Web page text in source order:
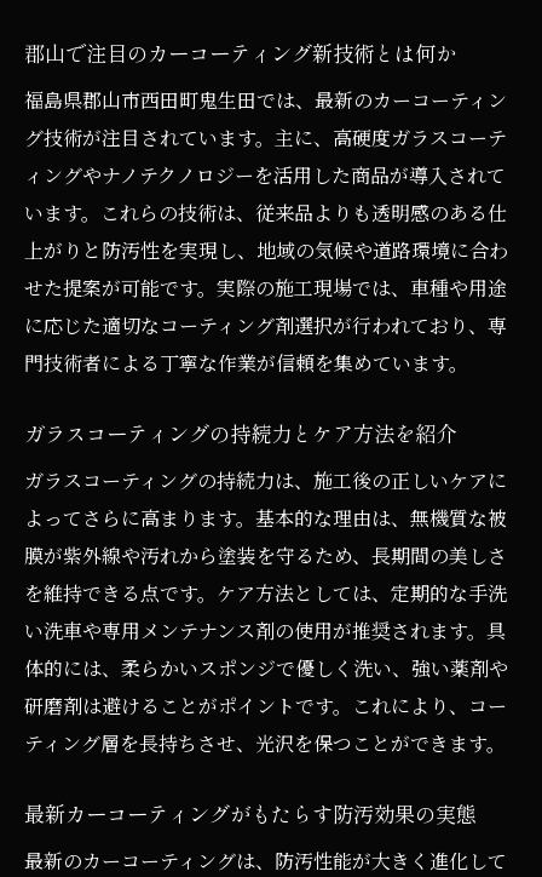
郡山で注目のカーコーティング新技術とは何か
福島県郡山市西田町鬼生田では、最新のカーコーティン
グ技術が注目されています。主に、高硬度ガラスコーテ
ィングやナノテクノロジーを活用した商品が導入されて
います。これらの技術は、従来品よりも透明感のある仕
上がりと防汚性を実現し、地域の気候や道路環境に合わ
せた提案が可能です。実際の施工現場では、車種や用途
に応じた適切なコーティング剤選択が行われており、専
門技術者による丁寧な作業が信頼を集めています。
ガラスコーティングの持続力とケア方法を紹介
ガラスコーティングの持続力は、施工後の正しいケアに
よってさらに高まります。基本的な理由は、無機質な被
膜が紫外線や汚れから塗装を守るため、長期間の美しさ
を維持できる点です。ケア方法としては、定期的な手洗
い洗車や専用メンテナンス剤の使用が推奨されます。具
体的には、柔らかいスポンジで優しく洗い、強い薬剤や
研磨剤は避けることがポイントです。これにより、コー
ティング層を長持ちさせ、光沢を保つことができます。
最新カーコーティングがもたらす防汚効果の実態
最新のカーコーティングは、防汚性能が大きく進化して